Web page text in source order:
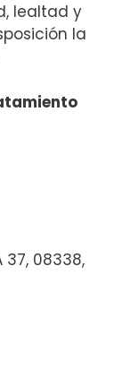
lealtad y
la
37, 08338,